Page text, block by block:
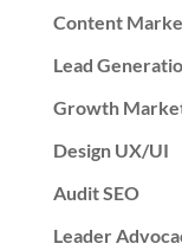
Content
Lead
Growth
Design UX/UI
Audit SEO
Leader